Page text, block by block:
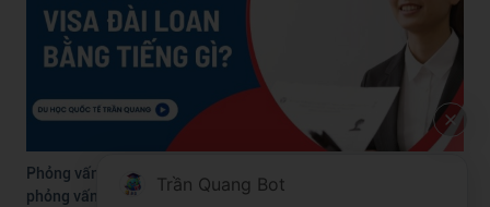
Phỏng vấn visa Đài Loan bằng tiếng gì? Bí quyết vượt qua
phỏng vấn visa
Trần Quang Bot